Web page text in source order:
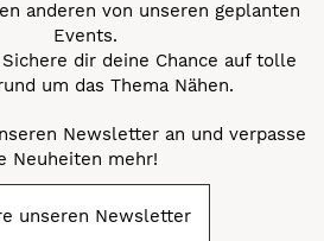
anderen von unseren geplanten
Events.
dir deine Chance auf tolle
um das Thema Nähen.
Newsletter an und verpasse
Neuheiten mehr!
unseren Newsletter